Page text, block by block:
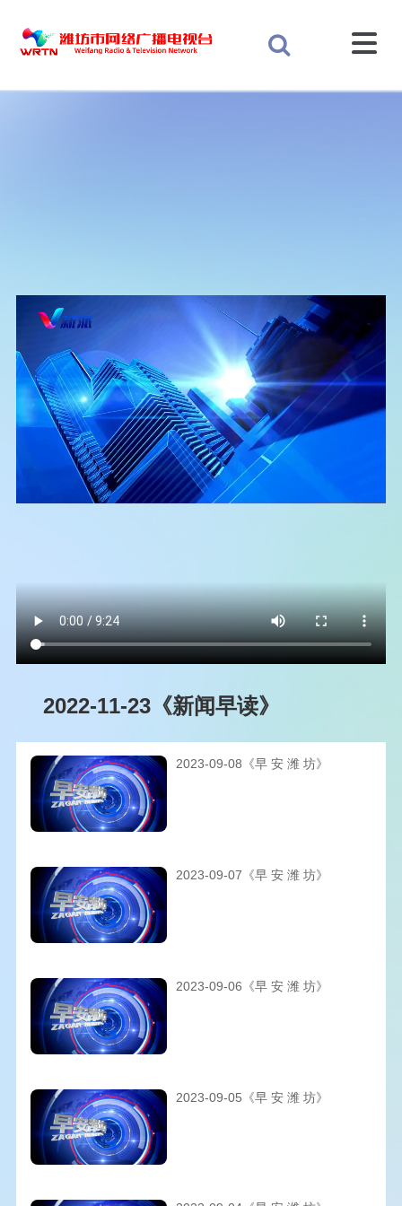
2022-11-23《新闻早读》
2023-09-08《早 安 潍 坊》
2023-09-07《早 安 潍 坊》
2023-09-06《早 安 潍 坊》
2023-09-05《早 安 潍 坊》